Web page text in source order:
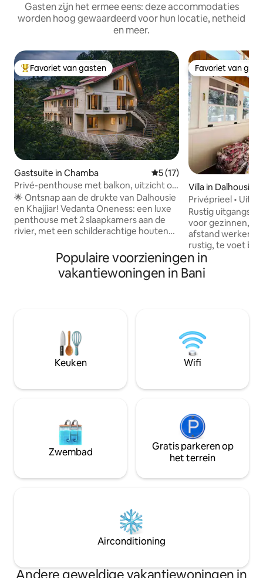
Gasten zijn het ermee eens: deze accommodaties
worden hoog gewaardeerd voor hun locatie, netheid
en meer.
Topfavoriet van gasten
Favoriet van gasten
Gastsuite in Chamba Gemiddelde beoordeling
5 (17)
Privé-penthouse met balkon, uitzicht op
bos en rivier
🌟 Ontsnap aan de drukte van Dalhousie
en Khajjiar! Vedanta Oneness: een luxe
penthouse met 2 slaapkamers aan de
rivier, met een schilderachtige houten
bergen. Hele verdieping voor totale
100 Mbps glasvezel + back-up op zonne-
AUTO'S ✅ Lokale kok (authentieke
Himachali dham) ✅ 50 m van de rivier de
Saal | Bronwater ✅ 20 minuten naar
Chamba | 25 km naar Khajjiar Ongerepte
gezinnen en workations. Reserveer je
Favoriet van
Favoriet van
Villa in Dalhousies
Privéprieel •
Chowdhary Villa
Rustig
voor gezinnen,
afstand werken
rustig, te voet
Dalhousie met
bergen. Het huis
verlicht pad en
badkamer.
maaltijden van
gemakkelijke
Chowk en
voor koude
Populaire voorzieningen in
vakantiewoningen in Bani
Keuken Wifi
Zwembad
Gratis parkeren op
het terrein
Airconditioning